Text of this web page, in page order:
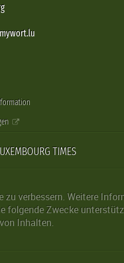
TIMES
verbessern. Weitere
folgende Zwecke
Inhalten.